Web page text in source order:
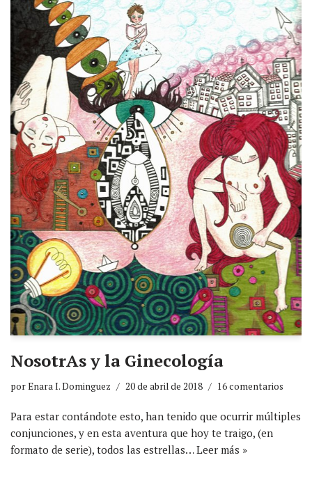
NosotrAs y la Ginecología
porEnara I. Dominguez 20 de abril de 2018 16 comentarios
Para estar contándote esto, han tenido que ocurrir múltiples
conjunciones, y en esta aventura que hoy te traigo, (en
formato de serie), todos las estrellas…Leer más »